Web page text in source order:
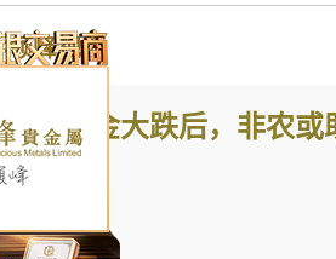
领峰视频
黄金大跌后，非农